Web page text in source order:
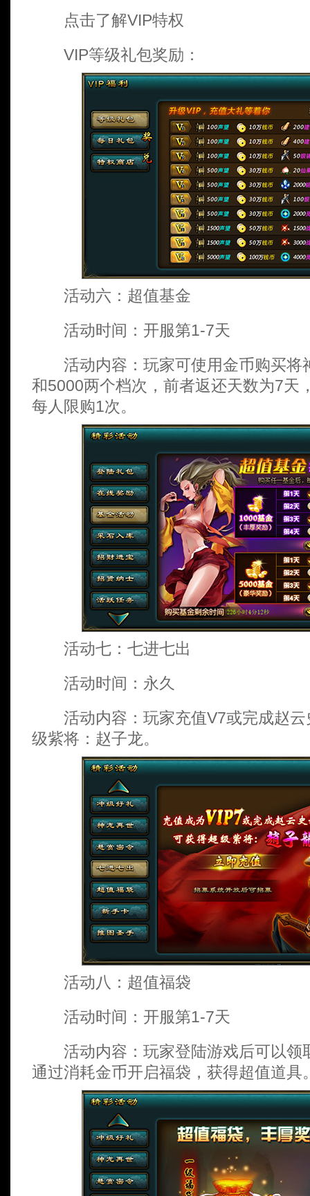
点击了解VIP特权
VIP等级礼包奖励：
活动六：超值基金
活动时间：开服第1-7天
活动内容：玩家可使用金币购买将
和5000两个档次，前者返还天数为7天
每人限购1次。
活动七：七进七出
活动时间：永久
活动内容：玩家充值V7或完成赵云
级紫将：赵子龙。
活动八：超值福袋
活动时间：开服第1-7天
活动内容：玩家登陆游戏后可以领
通过消耗金币开启福袋，获得超值道具